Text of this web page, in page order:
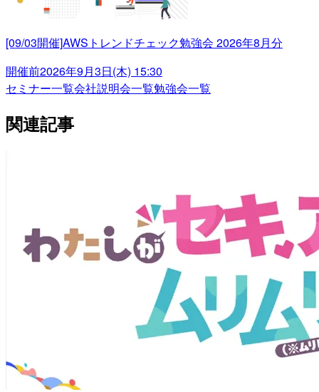
[09/03開催]AWSトレンドチェック勉強会 2026年8月分
開催前2026年9月3日(木) 15:30
セミナー一覧会社説明会一覧勉強会一覧
関連記事